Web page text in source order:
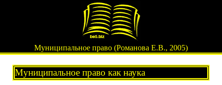
Муниципальное право (Романова Е.В., 2005)
Муниципальное право как наука